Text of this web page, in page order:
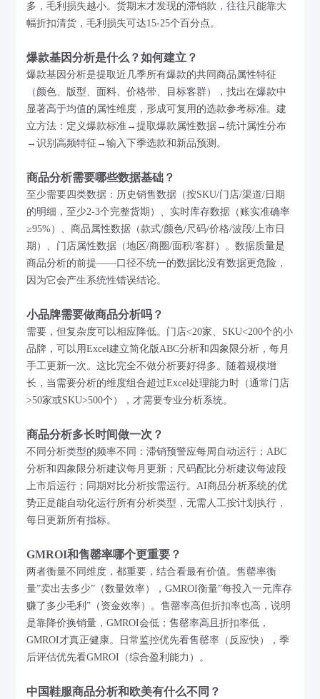
多，毛利损失越小。货期末才发现的滞销款，往往只能靠大
幅折扣清货，毛利损失可达15-25个百分点。
爆款基因分析是什么？如何建立？
爆款基因分析是提取近几季所有爆款的共同商品属性特征
（颜色、版型、面料、价格带、目标客群），找出在爆款中
显著高于均值的属性维度，形成可复用的选款参考标准。建
立方法：定义爆款标准→提取爆款属性数据→统计属性分布
→识别高频特征→输入下季选款和新品预测。
商品分析需要哪些数据基础？
至少需要四类数据：历史销售数据（按SKU/门店/渠道/日期
的明细，至少2-3个完整货期）、实时库存数据（账实准确率
≥95%）、商品属性数据（款式/颜色/尺码/价格/波段/上市日
期）、门店属性数据（地区/商圈/面积/客群）。数据质量是
商品分析的前提——口径不统一的数据比没有数据更危险，
因为它会产生系统性错误结论。
小品牌需要做商品分析吗？
需要，但复杂度可以相应降低。门店<20家、SKU<200个的小
品牌，可以用Excel建立简化版ABC分析和四象限分析，每月
手工更新一次。这比完全不做分析要好得多。随着规模增
长，当需要分析的维度组合超过Excel处理能力时（通常门店
>50家或SKU>500个），才需要专业分析系统。
商品分析多长时间做一次？
不同分析类型的频率不同：滞销预警应每周自动运行；ABC
分析和四象限分析建议每月更新；尺码配比分析建议每波段
上市后运行；同期对比分析按需运行。AI商品分析系统的优
势正是能自动化运行所有分析类型，无需人工按计划执行，
每日更新所有指标。
GMROI和售罄率哪个更重要？
两者衡量不同维度，都重要，结合看最有价值。售罄率衡
量”卖出去多少”（数量效率），GMROI衡量”每投入一元库存
赚了多少毛利”（资金效率）。售罄率高但折扣率也高，说明
是靠降价换销量，GMROI会低；售罄率高且折扣率低，
GMROI才真正健康。日常监控优先看售罄率（反应快），季
后评估优先看GMROI（综合盈利能力）。
中国鞋服商品分析和欧美有什么不同？